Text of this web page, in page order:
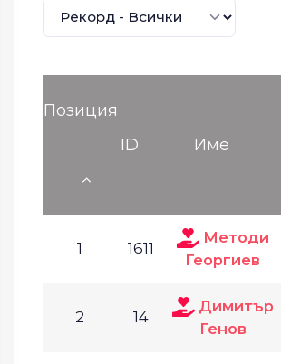
Позиция
ID
Име
1 1611
Методи
Георгиев
2 14
Димитър
Генов